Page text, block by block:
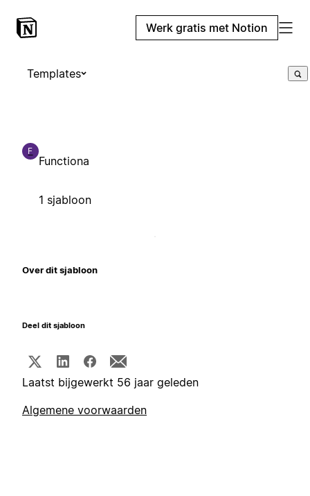
Werk gratis met Notion
Templates
F
Functiona
1 sjabloon
Over dit sjabloon
Deel dit sjabloon
Laatst bijgewerkt 56 jaar geleden
Algemene voorwaarden